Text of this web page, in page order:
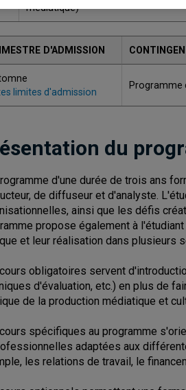
médiatique)
D'ADMISSION
limites d'admission
Programme
du
d'une durée de trois ans
de diffuseur et d'analyste.
ainsi que les défis
propose également à
et leur réalisation dans plusieurs
obligatoires servent
d'évaluation, etc.) en plus de
de la production médiatique et
spécifiques au programme
adaptées aux
les relations de travail, le